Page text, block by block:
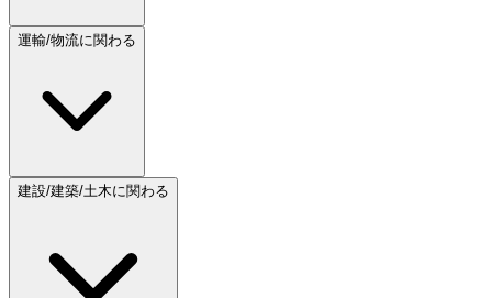
運輸/物流に関わる
建設/建築/土木に関わる